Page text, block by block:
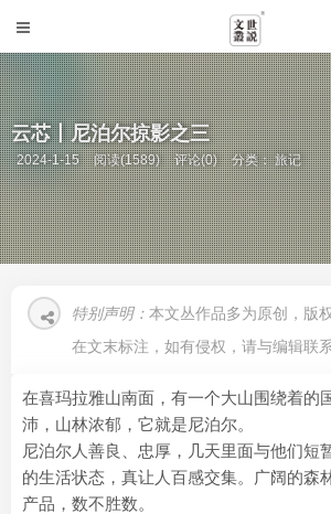
云芯丨尼泊尔掠影之三
2024-1-15 阅读(1589) 评论(0) 分类：旅记
特别声明： 本文丛作品多为原创，版
在文末标注，如有侵权，请与编辑联系
在喜玛拉雅山南面，有一个大山围绕着的
沛，山林浓郁，它就是尼泊尔。
尼泊尔人善良、忠厚，几天里面与他们短
的生活状态，真让人百感交集。广阔的森
产品，数不胜数。